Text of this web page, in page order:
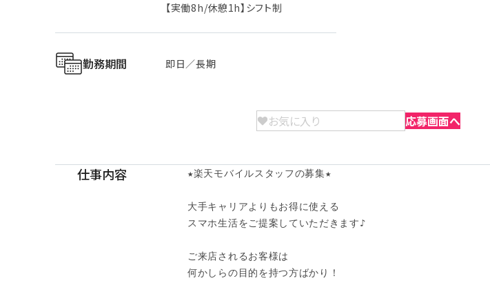
【実働8h/休憩1h】シフト制
勤務期間 即日／長期
お気に入り 応募画面へ
仕事内容 ★楽天モバイルスタッフの募集★
大手キャリアよりもお得に使える
スマホ生活をご提案していただきます♪
ご来店されるお客様は
何かしらの目的を持つ方ばかり！